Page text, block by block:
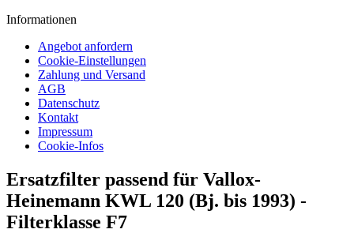
Informationen
Angebot anfordern
Cookie-Einstellungen
Zahlung und Versand
AGB
Datenschutz
Kontakt
Impressum
Cookie-Infos
Ersatzfilter passend für Vallox-
Heinemann KWL 120 (Bj. bis 1993) -
Filterklasse F7